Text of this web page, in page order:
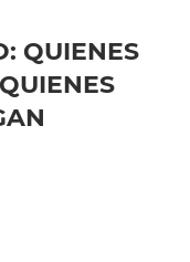
QUIENES